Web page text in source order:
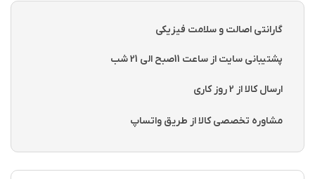
گارانتی اصالت و سلامت فیزیکی
پشتیبانی سایت از ساعت 11صبح الی 21 شب
ارسال کالا از 2 روز کاری
مشاوره تخصصی کالا از طریق واتساپ